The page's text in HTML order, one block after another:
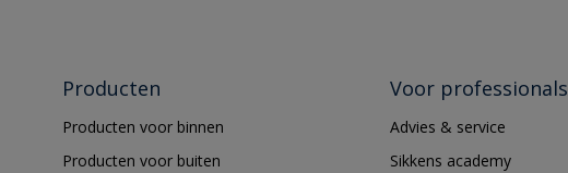
Producten
Producten voor binnen
Producten voor buiten
Voor professionals
Advies & service
Sikkens academy